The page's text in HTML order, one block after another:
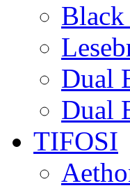
Black
Dual
Dual
TIFOSI